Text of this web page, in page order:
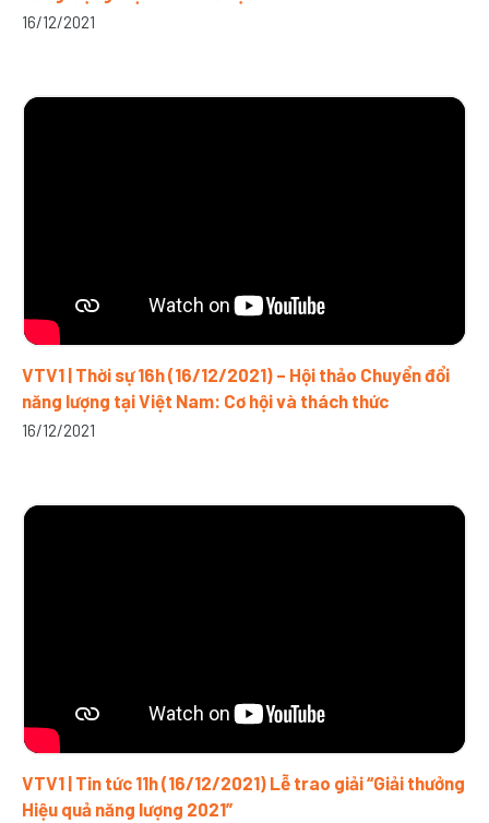
16/12/2021
VTV1 | Thời sự 16h (16/12/2021) – Hội thảo Chuyển đổi
năng lượng tại Việt Nam: Cơ hội và thách thức
16/12/2021
VTV1 | Tin tức 11h (16/12/2021) Lễ trao giải “Giải thưởng
Hiệu quả năng lượng 2021”